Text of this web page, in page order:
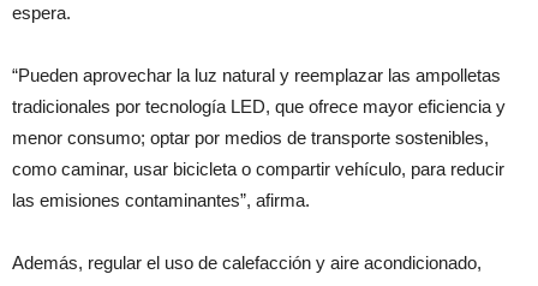
espera.
“Pueden aprovechar la luz natural y reemplazar las ampolletas
tradicionales por tecnología LED, que ofrece mayor eficiencia y
menor consumo; optar por medios de transporte sostenibles,
como caminar, usar bicicleta o compartir vehículo, para reducir
las emisiones contaminantes”, afirma.
Además, regular el uso de calefacción y aire acondicionado,